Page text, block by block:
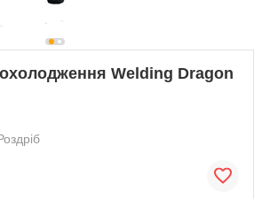
Welding Dragon